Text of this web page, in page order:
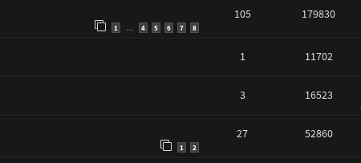
1 4 5 6 7 8
105 179830
1 11702
3 16523
1 2
27 52860